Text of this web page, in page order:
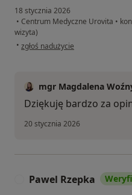
18 stycznia 2026
• Centrum Medyczne Urovita •
wizyta)
• w opinii użytkownika Magdalena
zgłoś nadużycie
mgr Magdalena
Dziękuję bardzo za
20 stycznia 2026
Pawel Rzepka